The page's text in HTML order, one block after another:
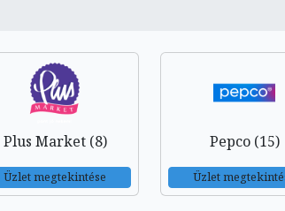
Plus Market (8)
Üzlet megtekintése
Pepco (15)
Üzlet